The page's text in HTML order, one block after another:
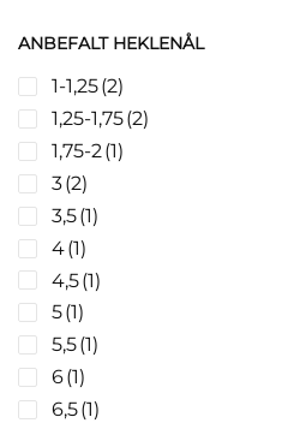
ANBEFALT HEKLENÅL
1-1,25(2)
1,25-1,75(2)
1,75-2(1)
3(2)
3,5(1)
4(1)
4,5(1)
5(1)
5,5(1)
6(1)
6,5(1)